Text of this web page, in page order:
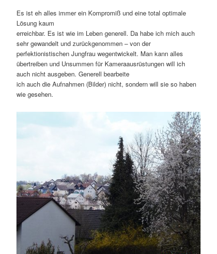
Es ist eh alles immer ein Kompromiß und eine total optimale
Lösung kaum
erreichbar. Es ist wie im Leben generell. Da habe ich mich auch
sehr gewandelt und zurückgenommen – von der
perfektionistischen Jungfrau wegentwickelt. Man kann alles
übertreiben und Unsummen für Kameraausrüstungen will ich
auch nicht ausgeben. Generell bearbeite
ich auch die Aufnahmen (Bilder) nicht, sondern will sie so haben
wie gesehen.